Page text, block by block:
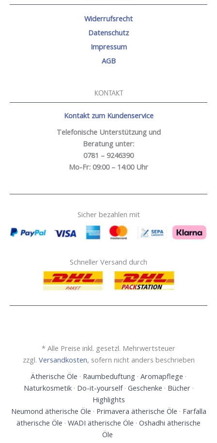
Widerrufsrecht
Datenschutz
Impressum
AGB
KONTAKT
Kontakt zum Kundenservice
Telefonische Unterstützung und
Beratung unter:
0781 – 9246390
Mo-Fr: 09:00 – 14:00 Uhr
Sicher bezahlen mit
Schneller Versand durch
* Alle Preise inkl. gesetzl. Mehrwertsteuer
zzgl. Versandkosten, sofern nicht anders beschrieben
Ätherische Öle · Raumbeduftung · Aromapflege ·
Naturkosmetik· Do-it-yourself· Geschenke · Bücher·
Highlights
Neumond ätherische Öle · Primavera ätherische Öle · Farfalla
ätherische Öle · WADI ätherische Öle · Oshadhi ätherische
Öle